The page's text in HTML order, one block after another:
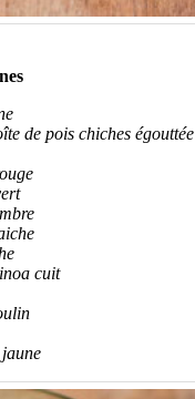
de pois chiches égouttée
cuit